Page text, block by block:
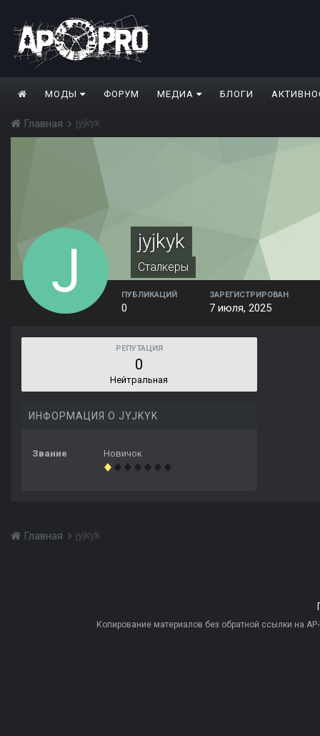
МОДЫ ФОРУМ МЕДИА БЛОГИ
Главная jyjkyk
jyjkyk
Сталкеры
ПУБЛИКАЦИЙ
0
ЗАРЕГИСТРИРОВАН
7 июля, 2025
РЕПУТАЦИЯ
0
Нейтральная
ИНФОРМАЦИЯ О JYJKYK
Звание Новичок
Главная jyjkyk
Копирование материалов без обратной ссылки на